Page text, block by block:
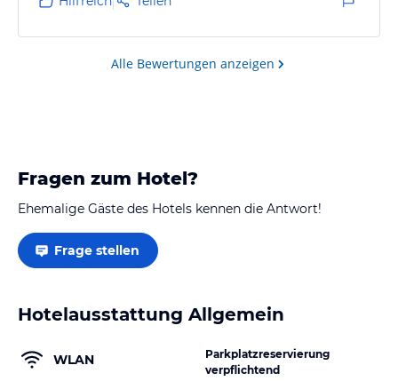
mit guter Anbindung.
Alle Bewertungen anzeigen
Fragen zum Hotel?
Ehemalige Gäste des Hotels kennen die Antwort!
Frage stellen
Hotelausstattung Allgemein
WLAN
Parkplatzreservierung
verpflichtend